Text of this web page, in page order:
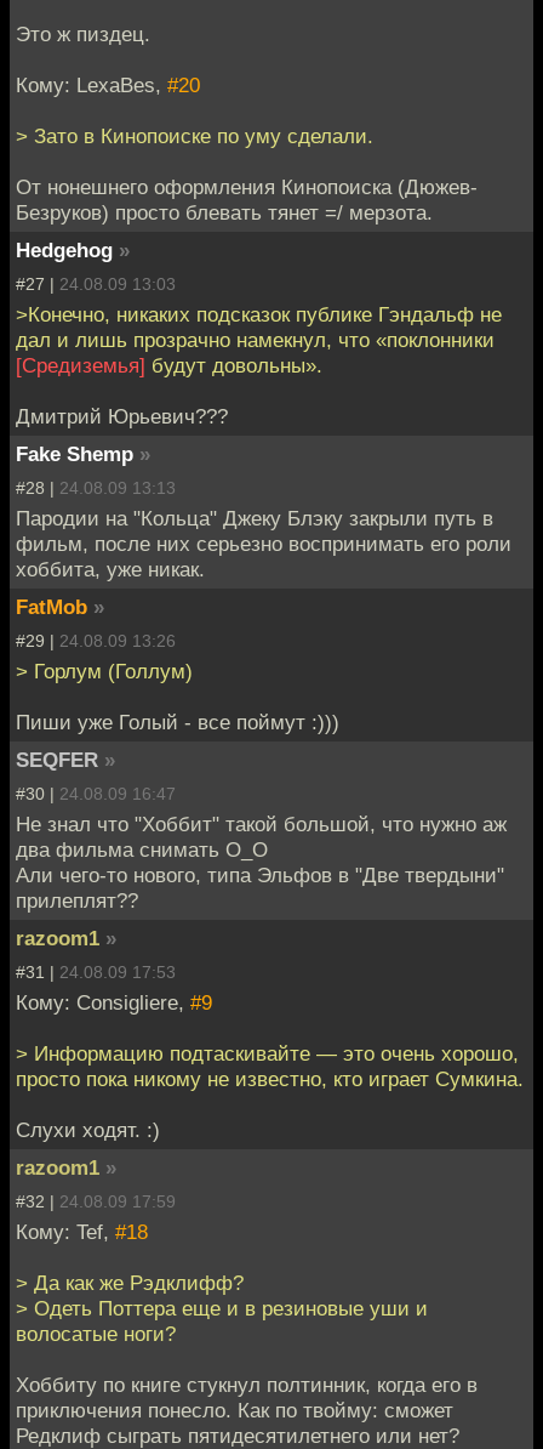
Это ж пиздец.
Кому: LexaBes, #20
> Зато в Кинопоиске по уму сделали.
От нонешнего оформления Кинопоиска (Дюжев-
Безруков) просто блевать тянет =/ мерзота.
Hedgehog »
#27 | 24.08.09 13:03
>Конечно, никаких подсказок публике Гэндальф не
дал и лишь прозрачно намекнул, что «поклонники
[Средиземья] будут довольны».
Дмитрий Юрьевич???
Fake Shemp »
#28 | 24.08.09 13:13
Пародии на "Кольца" Джеку Блэку закрыли путь в
фильм, после них серьезно воспринимать его роли
хоббита, уже никак.
FatMob »
#29 | 24.08.09 13:26
> Горлум (Голлум)
Пиши уже Голый - все поймут :)))
SEQFER »
#30 | 24.08.09 16:47
Не знал что "Хоббит" такой большой, что нужно аж
два фильма снимать О_О
Али чего-то нового, типа Эльфов в "Две твердыни"
прилеплят??
razoom1 »
#31 | 24.08.09 17:53
Кому: Consigliere, #9
> Информацию подтаскивайте — это очень хорошо,
просто пока никому не известно, кто играет Сумкина.
Слухи ходят. :)
razoom1 »
#32 | 24.08.09 17:59
Кому: Tef, #18
> Да как же Рэдклифф?
> Одеть Поттера еще и в резиновые уши и
волосатые ноги?
Хоббиту по книге стукнул полтинник, когда его в
приключения понесло. Как по твойму: сможет
Редклиф сыграть пятидесятилетнего или нет?